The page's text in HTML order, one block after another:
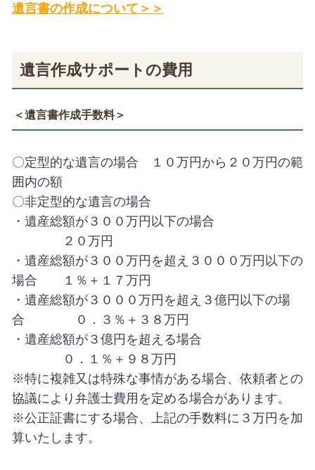
遺言書の作成について＞＞
遺言作成サポートの費用
＜遺言書作成手数料＞
〇定型的な遺言の場合 １０万円から２０万円の範
囲内の額
〇非定型的な遺言の場合
・遺産総額が３００万円以下の場合
２０万円
・遺産総額が３００万円を超え３０００万円以下の
場合 １％＋１７万円
・遺産総額が３０００万円を超え３億円以下の場
合 ０．３％＋３８万円
・遺産総額が３億円を超える場合
０．１％＋９８万円
※特に複雑又は特殊な事情がある場合、依頼者との
協議により弁護士費用を定める場合があります。
※公正証書にする場合、上記の手数料に３万円を加
算いたします。